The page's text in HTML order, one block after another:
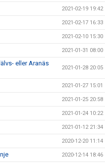
2021-02-19 19:42
2021-02-17 16:33
2021-02-10 15:30
2021-01-31 08:00
eller Aranäs
2021-01-28 20:05
2021-01-27 15:01
2021-01-25 20:58
2021-01-24 10:22
2021-01-12 21:34
2020-12-20 11:14
2020-12-14 18:46